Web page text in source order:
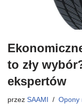
to zły
ekspertów
przez SAAMI Opony